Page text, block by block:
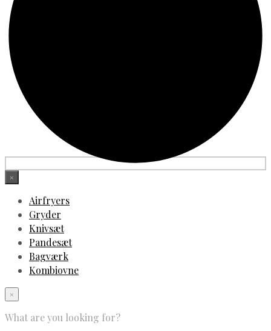
×
Airfryers
Gryder
Knivsæt
Pandesæt
Bagværk
Kombiovne
×
What are you looking for?